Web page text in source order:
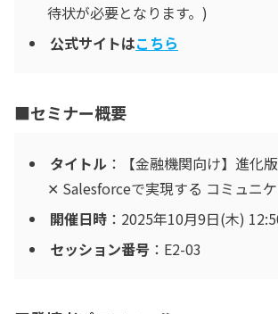
待状が必要となります。)
公式サイトはこちら
■セミナー概要
タイトル ：【金融機関向け】進化版
✕ Salesforceで実現する コミュニ
開催日時 ：2025年10月9日(木)
セッション番号 ：E2-03